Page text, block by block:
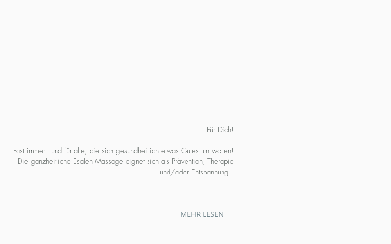
Für Dich!
Fast immer - und für alle, die sich gesundheitlich etwas Gutes tun wollen!
Die ganzheitliche Esalen Massage eignet sich als Prävention, Therapie
und/oder Entspannung.
MEHR LESEN